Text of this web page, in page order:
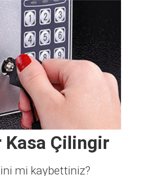
Kasa Çilingir
mi kaybettiniz?